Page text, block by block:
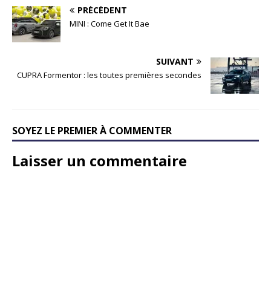
PRÉCÉDENT
MINI : Come Get It Bae
SUIVANT
CUPRA Formentor : les toutes premières secondes
SOYEZ LE PREMIER À COMMENTER
Laisser un commentaire